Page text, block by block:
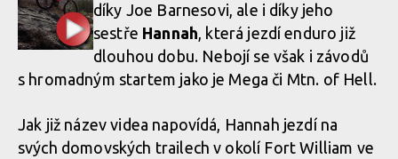
díky Joe Barnesovi, ale i díky jeho
sestře Hannah, která jezdí enduro již
dlouhou dobu. Nebojí se však i závodů
s hromadným startem jako je Mega či Mtn. of Hell.
Jak již název videa napovídá, Hannah jezdí na
svých domovských trailech v okolí Fort William ve